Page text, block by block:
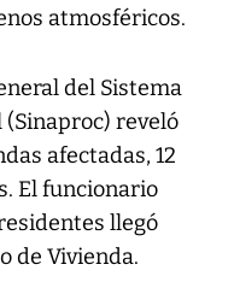
atmosféricos.
del Sistema
reveló
afectadas, 12
El funcionario
llegó
de Vivienda.